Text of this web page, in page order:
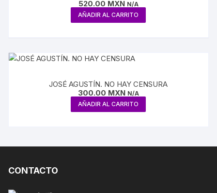
520.00 MXN N/A
AÑADIR AL CARRITO
JOSÉ AGUSTÍN. NO HAY CENSURA
300.00 MXN N/A
AÑADIR AL CARRITO
CONTACTO